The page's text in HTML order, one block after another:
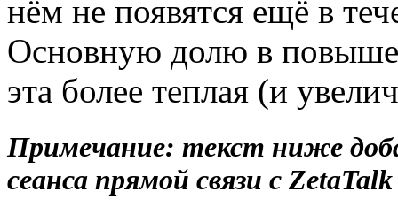
нём не появятся ещё в
Основную долю в
эта более теплая (и
Примечание: текст ниже
сеанса прямой связи с